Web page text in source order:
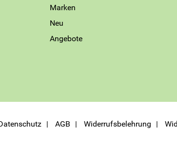
Marken
Neu
Angebote
AGB Widerrufsbelehrung